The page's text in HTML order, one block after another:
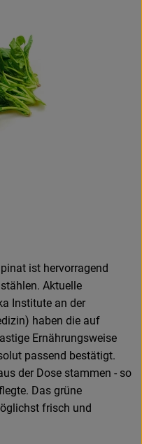
ist hervorragend
Aktuelle
Institute an der
haben die auf
Ernährungsweise
passend bestätigt.
der Dose stammen - so
Das grüne
frisch und